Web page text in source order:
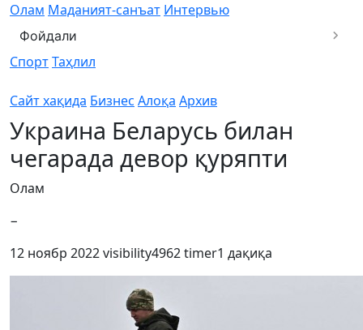
Олам Маданият-санъат Интервью
Фойдали
СпортТаҳлил
Сайт хақида Бизнес Алоқа Архив
Украина Беларусь билан
чегарада девор қуряпти
Олам
−
12 ноябр 2022visibility4962timer1 дақиқа